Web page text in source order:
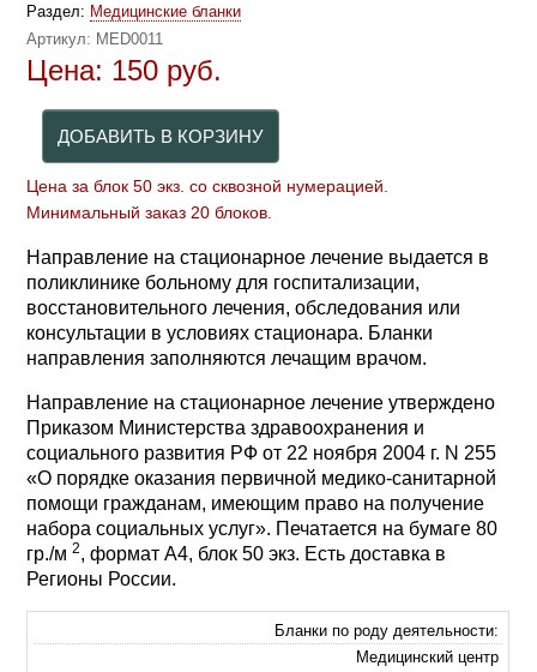
Раздел: Медицинские бланки
Артикул: MED0011
Цена: 150 руб.
Цена за блок 50 экз. со сквозной нумерацией.
Минимальный заказ 20 блоков.
Направление на стационарное лечение выдается в
поликлинике больному для госпитализации,
восстановительного лечения, обследования или
консультации в условиях стационара. Бланки
направления заполняются лечащим врачом.
Направление на стационарное лечение утверждено
Приказом Министерства здравоохранения и
социального развития РФ от 22 ноября 2004 г. N 255
«О порядке оказания первичной медико-санитарной
помощи гражданам, имеющим право на получение
набора социальных услуг». Печатается на бумаге 80
гр./м2, формат А4, блок 50 экз. Есть доставка в
Регионы России.
Бланки по роду деятельности:
Медицинский центр